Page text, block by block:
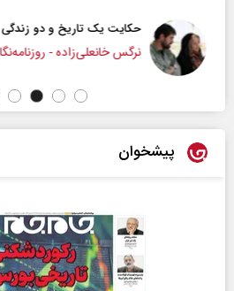
حکایت یک تاریخ و دو زندگی
نرگس خانعلی‌زاده - روزنامه‌نگار
پیشخوان